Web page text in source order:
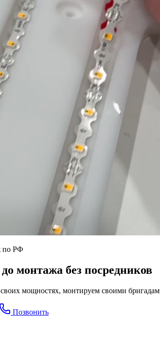
по РФ
монтажа без посредников
мощностях, монтируем своими
Позвонить